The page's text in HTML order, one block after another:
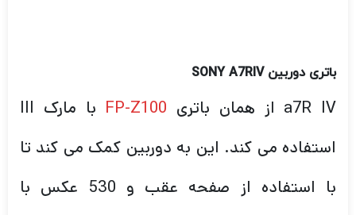
باتری دوربینSONY A7RIV
a7R IV از همان باتری FP-Z100
با مارک III
استفاده می کند. این به دوربین کمک می کند تا
با استفاده از صفحه عقب و 530 عکس با